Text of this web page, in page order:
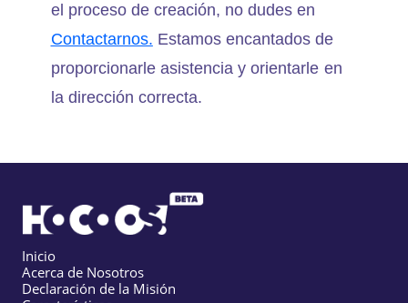
el proceso de creación, no dudes en
Contactarnos. Estamos encantados de
proporcionarle asistencia y orientarle en
la dirección correcta.
Inicio
Acerca de Nosotros
Declaración de la Misión